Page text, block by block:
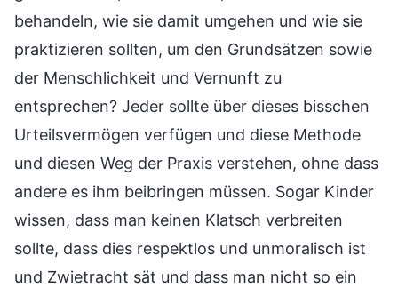
behandeln, wie sie damit umgehen und wie sie
praktizieren sollten, um den Grundsätzen sowie
der Menschlichkeit und Vernunft zu
entsprechen? Jeder sollte über dieses bisschen
Urteilsvermögen verfügen und diese Methode
und diesen Weg der Praxis verstehen, ohne dass
andere es ihm beibringen müssen. Sogar Kinder
wissen, dass man keinen Klatsch verbreiten
sollte, dass dies respektlos und unmoralisch ist
und Zwietracht sät und dass man nicht so ein